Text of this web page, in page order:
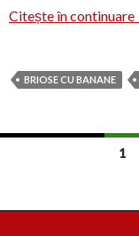
Citește în continuare
BRIOSE CU BANANE
articole
1